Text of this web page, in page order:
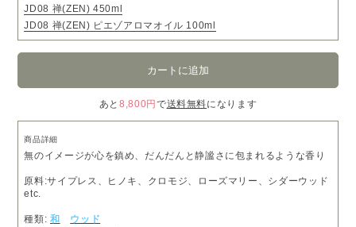
JD08 禅(ZEN) 450ml
JD08 禅(ZEN) ピエゾアロマオイル 100ml
あと8,800円 で送料無料になります
商品詳細
無のイメージが心を鎮め、だんだんと静謐さに包まれるような香り
原料:サイプレス、ヒノキ、クロモジ、ローズマリー、シダーウッド
etc.
種類: 和
ウッド